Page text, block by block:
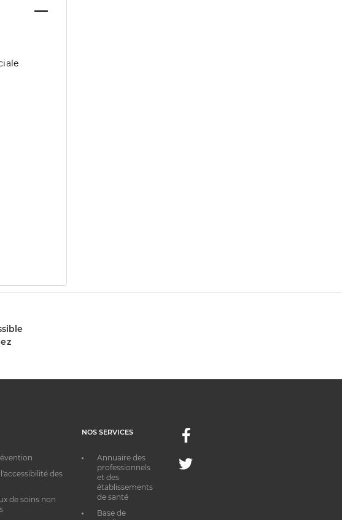
des
de soins non
NOS SERVICES
Annuaire des
professionnels
et des
établissements
de santé
Base de
Facebook
Twitter